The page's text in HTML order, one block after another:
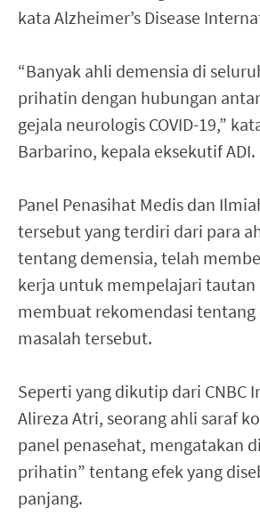
kata Alzheimer’s Disease
“Banyak ahli demensia di
prihatin dengan hubungan
gejala neurologis COVID-19,”
Barbarino, kepala eksekutif ADI.
Panel Penasihat Medis dan
tersebut yang terdiri dari para
tentang demensia, telah
kerja untuk mempelajari tautan
membuat rekomendasi tentang
masalah tersebut.
Seperti yang dikutip dari CNBC
Alireza Atri, seorang ahli saraf
panel penasehat, mengatakan
prihatin” tentang efek yang
panjang.